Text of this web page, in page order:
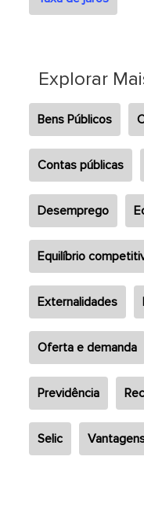
Explorar
Bens Públicos
Contas públicas
Desemprego
Equilíbrio
Externalidades
Oferta e demanda
Previdência
Selic